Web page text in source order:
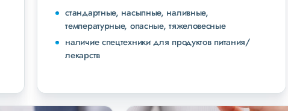
стандартные, насыпные, наливные,
температурные, опасные, тяжеловесные
наличие спецтехники для продуктов питания/
лекарств